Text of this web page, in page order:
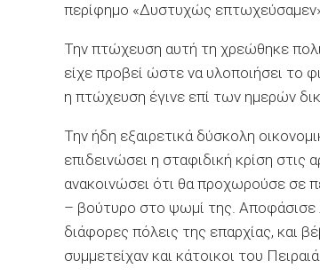
περίφημο «Δυστυχώς
Την πτώχευση αυτή τη χρεώθηκε
είχε προβεί ώστε να υλοποιήσει το
η πτώχευση έγινε επί των ημερών
Την ήδη εξαιρετικά δύσκολη
επιδεινώσει η σταφιδική κρίση
ανακοινώσει ότι θα προχωρούσε σε
– βούτυρο στο ψωμί της. Αποφάσισε
διάφορες πόλεις της επαρχίας, και
συμμετείχαν και κάτοικοι του